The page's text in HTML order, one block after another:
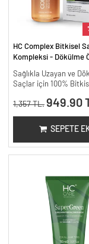
HC Complex Bitkisel
Kompleksi - Dökülme
200 ml.
Sağlıkla Uzayan ve
Saçlar için 100%
1,357 TL. 949.90
SEPETE